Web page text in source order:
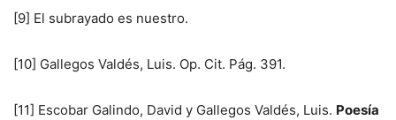
[9] El subrayado es nuestro.
[10] Gallegos Valdés, Luis. Op. Cit. Pág. 391.
[11] Escobar Galindo, David y Gallegos Valdés, Luis. Poesía